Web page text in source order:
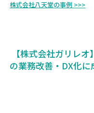
株式会社八天堂の事例 >>>
【株式会社ガリレ
の業務改善・DX化に